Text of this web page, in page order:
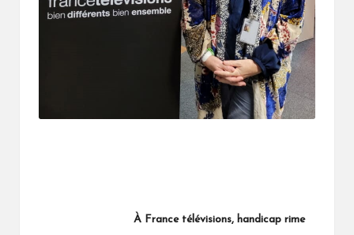
À France télévisions, handicap rime